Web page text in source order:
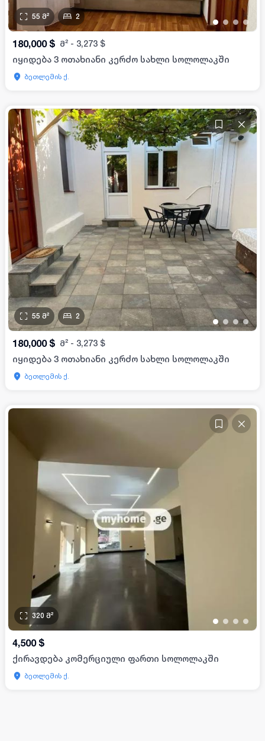
• • • •
55 მ² 2
180,000 $ მ² - 3,273 $
იყიდება 3 ოთახიანი კერძო სახლი სოლოლაკში
ბეთლემის ქ.
••••
55 მ² 2
180,000 $ მ² - 3,273 $
იყიდება 3 ოთახიანი კერძო სახლი სოლოლაკში
ბეთლემის ქ.
• • • •
320 მ²
4,500 $
ქირავდება კომერციული ფართი სოლოლაკში
ბეთლემის ქ.